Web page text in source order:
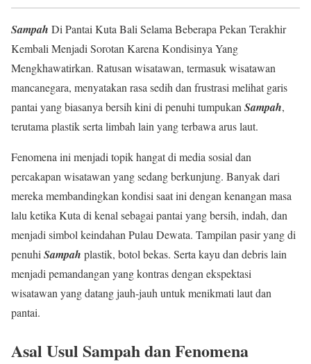
Sampah Di Pantai Kuta Bali Selama Beberapa Pekan Terakhir
Kembali Menjadi Sorotan Karena Kondisinya Yang
Mengkhawatirkan. Ratusan wisatawan, termasuk wisatawan
mancanegara, menyatakan rasa sedih dan frustrasi melihat garis
pantai yang biasanya bersih kini di penuhi tumpukanSampah,
terutama plastik serta limbah lain yang terbawa arus laut.
Fenomena ini menjadi topik hangat di media sosial dan
percakapan wisatawan yang sedang berkunjung. Banyak dari
mereka membandingkan kondisi saat ini dengan kenangan masa
lalu ketika Kuta di kenal sebagai pantai yang bersih, indah, dan
menjadi simbol keindahan Pulau Dewata. Tampilan pasir yang di
penuhiSampah plastik, botol bekas. Serta kayu dan debris lain
menjadi pemandangan yang kontras dengan ekspektasi
wisatawan yang datang jauh-jauh untuk menikmati laut dan
pantai.
Asal Usul Sampah dan Fenomena